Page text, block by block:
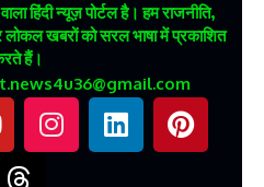
हिंदी न्यूज़ पोर्टल है। हम राजनीति,
खबरों को सरल भाषा में प्रकाशित
हैं।